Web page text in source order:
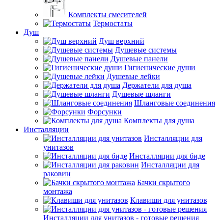
Комплекты смесителей
Термостаты
Душ
Душ верхний
Душевые системы
Душевые панели
Гигиенические души
Душевые лейки
Держатели для душа
Душевые шланги
Шланговые соединения
Форсунки
Комплекты для душа
Инсталляции
Инсталляции для
унитазов
Инсталляции для биде
Инсталляции для
раковин
Бачки скрытого
монтажа
Клавиши для унитазов
Инсталляции для унитазов - готовые решения